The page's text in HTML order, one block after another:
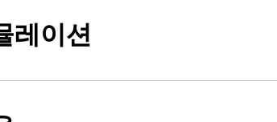
레이션